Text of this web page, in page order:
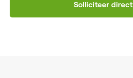
Solliciteer direct